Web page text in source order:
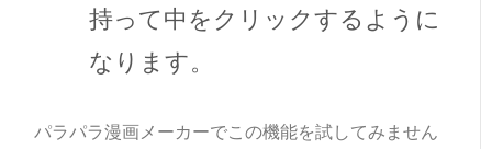
持って中をクリックするように
なります。
パラパラ漫画メーカーでこの機能を試してみません